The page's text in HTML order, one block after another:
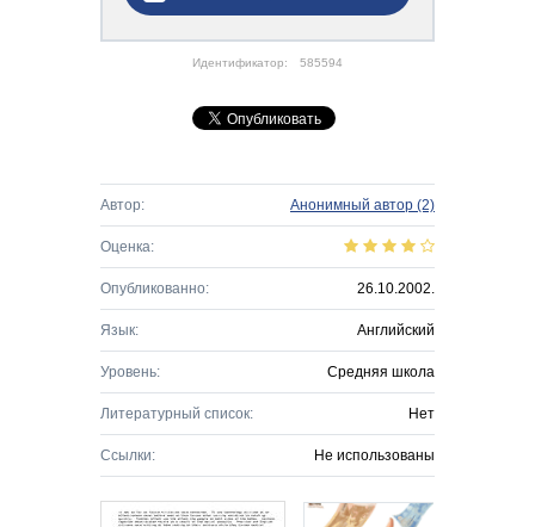
Идентификатор: 585594
Автор: Анонимный автор (2)
Оценка:
Опубликованно: 26.10.2002.
Язык: Английский
Уровень: Средняя школа
Литературный список: Нет
Ссылки: Не использованы